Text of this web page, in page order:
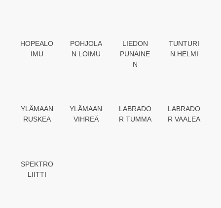
HOPEALO
IMU
POHJOLA
N LOIMU
LIEDON
PUNAINE
N
TUNTURI
N HELMI
YLÄMAAN
RUSKEA
YLÄMAAN
VIHREÄ
LABRADO
R TUMMA
LABRADO
R VAALEA
SPEKTRO
LIITTI